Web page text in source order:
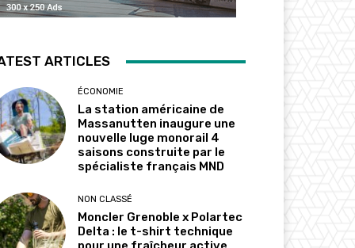
ARTICLES
ÉCONOMIE
La station américaine de
Massanutten inaugure une
nouvelle luge monorail 4
saisons construite par le
spécialiste français MND
NON CLASSÉ
Moncler Grenoble x Polartec
Delta : le t-shirt technique